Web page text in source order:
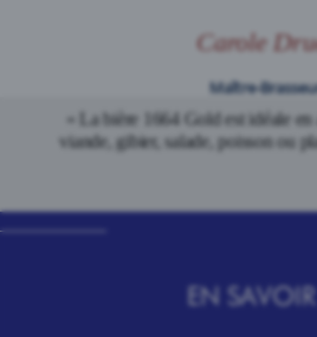
Carole
Maître-
« La bière 1664 Gold est idéale
viande, gibier, salade, poisson ou
EN